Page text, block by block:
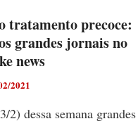
tratamento precoce:
grandes jornais no
news
2021
2) dessa semana grandes